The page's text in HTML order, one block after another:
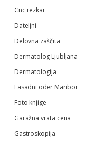
Cnc rezkar
Dateljni
Delovna zaščita
Dermatolog Ljubljana
Dermatologija
Fasadni oder Maribor
Foto knjige
Garažna vrata cena
Gastroskopija